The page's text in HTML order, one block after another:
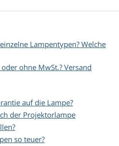
Lampentypen? Welche
ohne MwSt.? Versand
auf die Lampe?
der Projektorlampe
so teuer?